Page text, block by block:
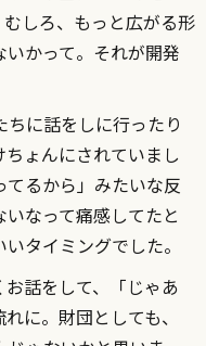
しろ、もっと広がる形
かって。それが開発
ちに話をしに行ったり
ょんにされていまし
るから」みたいな反
なって痛感してたと
タイミングでした。
お話をして、「じゃあ
に。財団としても、